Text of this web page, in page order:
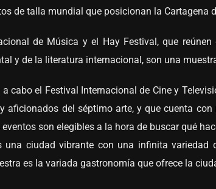
de talla mundial que posicionan la Cartagena
de Música y el Hay Festival, que
y de la literatura internacional, son una
a cabo el Festival Internacional de Cine y
aficionados del séptimo arte, y que cuenta
son elegibles a la hora de buscar qué
una ciudad vibrante con una infinita variedad
es la variada gastronomía que ofrece la